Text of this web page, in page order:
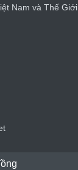
Nam và Thế Giới